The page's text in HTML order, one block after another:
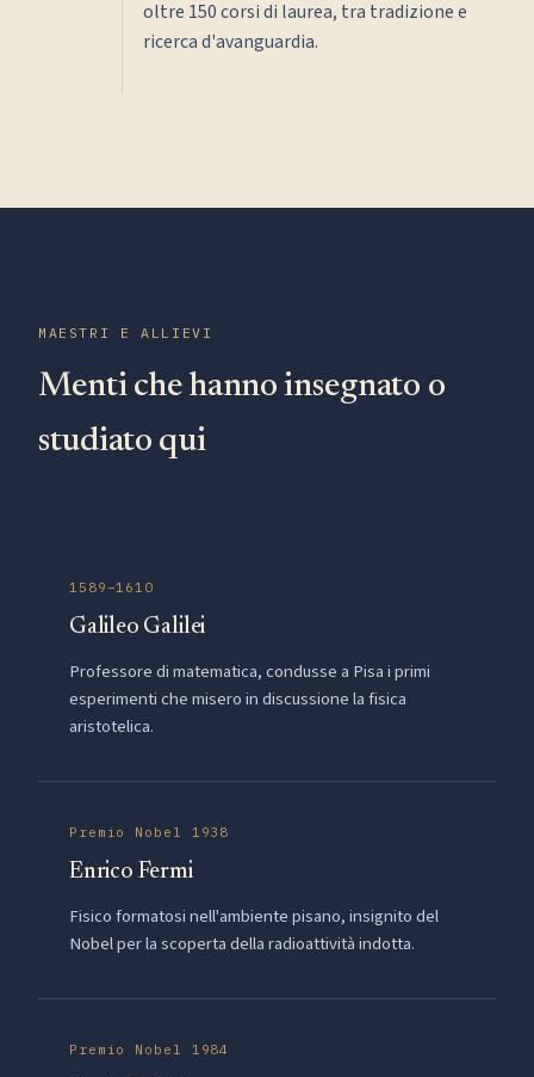
oltre 150 corsi di laurea, tra tradizione e
ricerca d'avanguardia.
MAESTRI E ALLIEVI
Menti che hanno insegnato o
studiato qui
1589–1610
Galileo Galilei
Professore di matematica, condusse a Pisa i primi
esperimenti che misero in discussione la fisica
aristotelica.
Premio Nobel 1938
Enrico Fermi
Fisico formatosi nell'ambiente pisano, insignito del
Nobel per la scoperta della radioattività indotta.
Premio Nobel 1984